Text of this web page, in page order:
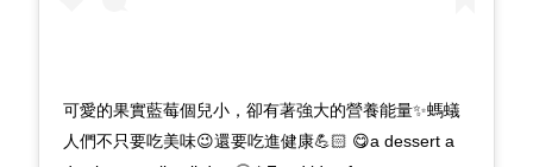
可愛的果實藍莓個兒小，卻有著強大的營養能量✨螞蟻
人們不只要吃美味😉還要吃進健康💪🏻 😋a dessert a